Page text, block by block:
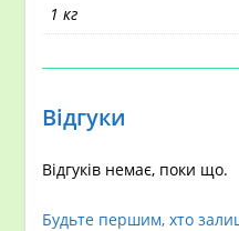
1 кг
Відгуки
Відгуків немає, поки що.
Будьте першим, хто